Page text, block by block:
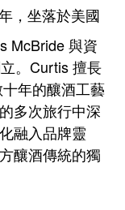
，坐落於美國
McBride 與資
。Curtis 擅長
年的釀酒工藝
多次旅行中深
融入品牌靈
釀酒傳統的獨